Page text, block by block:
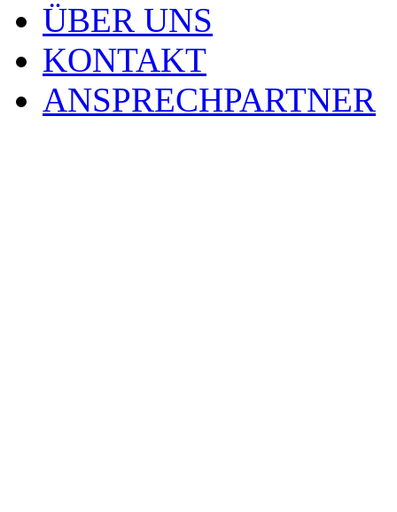
ÜBER UNS
KONTAKT
ANSPRECHPARTNER